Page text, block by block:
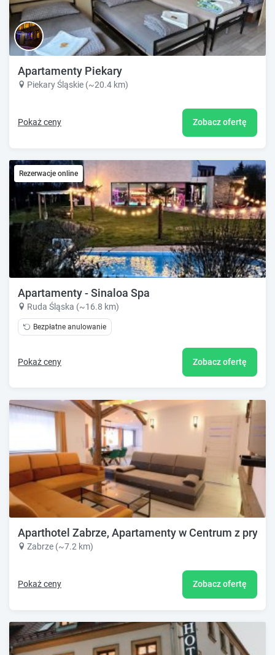
Apartamenty Piekary
Piekary Śląskie (~20.4 km)
Pokaż ceny Zobacz ofertę
Rezerwacje online
Apartamenty - Sinaloa Spa
Ruda Śląska (~16.8 km)
Bezpłatne anulowanie
Pokaż ceny Zobacz ofertę
Aparthotel Zabrze, Apartamenty w Centrum z
Zabrze (~7.2 km)
Pokaż ceny Zobacz ofertę